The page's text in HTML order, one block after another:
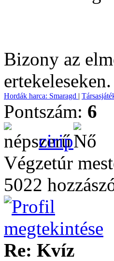
Bizony az
ertekeleseken.
Hordák harca: Smaragd |
Pontszám: 6
cirip
Végzetúr
5022
Re: Kvíz